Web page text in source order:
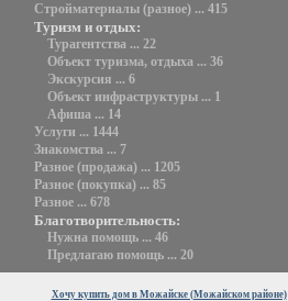
Стройматериалы (разное) ... 415
Туризм и отдых:
Турагентства ... 22
Объект туризма, отдыха ... 36
Экскурсия ... 6
Объект инфраструктуры ... 1
Афиша ... 14
Услуги ... 1444
Знакомства ... 7
Разное (продажа) ... 1205
Разное (покупка) ... 85
Разное ... 678
Благотворительность:
Нужна помощь ... 46
Предлагаю помощь ... 20
Хочу купить дом в Можайске (Можайском районе)